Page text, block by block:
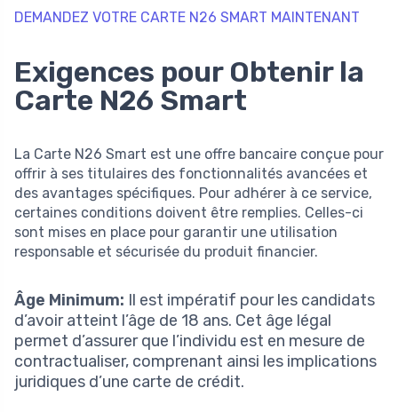
DEMANDEZ VOTRE CARTE N26 SMART MAINTENANT
Exigences pour Obtenir la
Carte N26 Smart
La Carte N26 Smart est une offre bancaire conçue pour
offrir à ses titulaires des fonctionnalités avancées et
des avantages spécifiques. Pour adhérer à ce service,
certaines conditions doivent être remplies. Celles-ci
sont mises en place pour garantir une utilisation
responsable et sécurisée du produit financier.
Âge Minimum: Il est impératif pour les candidats
d’avoir atteint l’âge de 18 ans. Cet âge légal
permet d’assurer que l’individu est en mesure de
contractualiser, comprenant ainsi les implications
juridiques d’une carte de crédit.